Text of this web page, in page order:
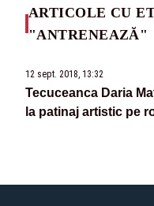
ARTICOLE CU
"ANTRENEAZĂ"
12 sept. 2018, 13:32
Tecuceanca Daria
la patinaj artistic pe